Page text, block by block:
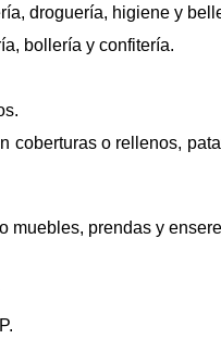
droguería, higiene y
bollería y confitería.
o rellenos,
prendas y